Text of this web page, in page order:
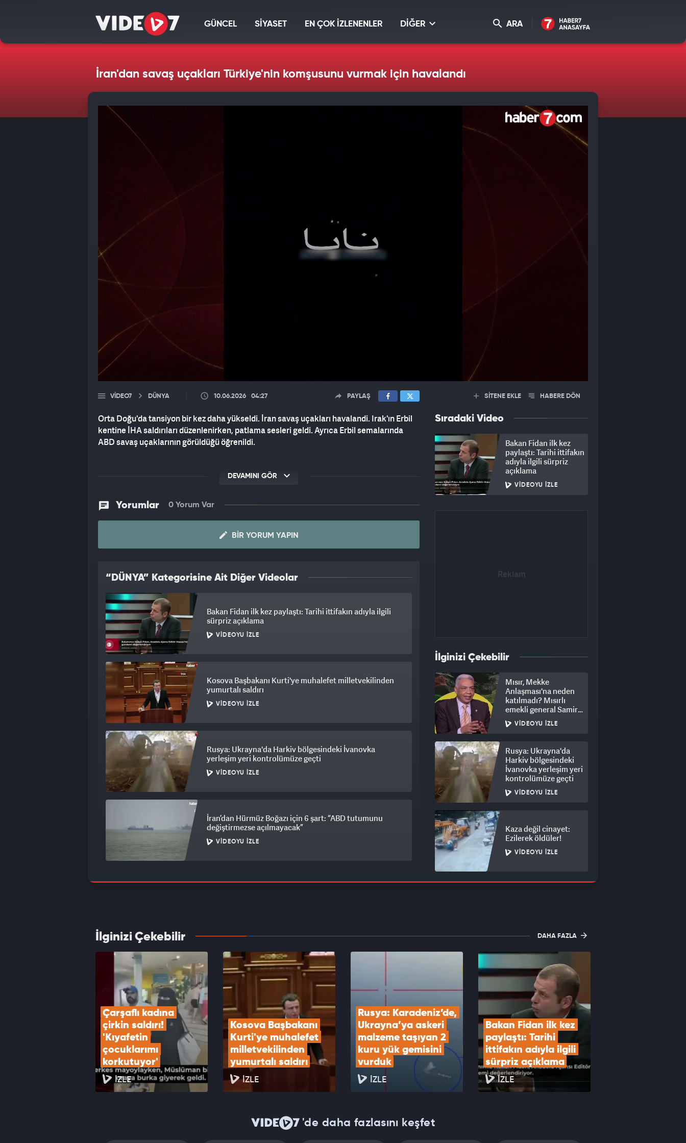
GÜNCEL SİYASET EN ÇOK İZLENENLER DİĞER ARA
İran'dan savaş uçakları Türkiye'nin komşusunu vurmak için havalandı
VIDEO7 DÜNYA 10.06.2026 04:27 PAYLAŞ
Orta Doğu'da tansiyon bir kez daha yükseldi. İran savaş uçakları havalandi. Irak'ın Erbil
kentine İHA saldırıları düzenlenirken, patlama sesleri geldi. Ayrıca Erbil semalarında
ABD savaş uçaklarının görüldüğü öğrenildi.
DEVAMINI GÖR
Yorumlar 0 Yorum Var
BIR YORUM YAPIN
“DÜNYA” Kategorisine Ait Diğer Videolar
Bakan Fidan ilk kez paylaştı: Tarihi ittifakın adıyla ilgili
sürpriz açıklama
VIDEOYU İZLE
Kosova Başbakanı Kurti'ye muhalefet milletvekilinden
yumurtalı saldırı
VIDEOYU İZLE
Rusya: Ukrayna'da Harkiv bölgesindeki İvanovka
yerleşim yeri kontrolümüze geçti
VIDEOYU İZLE
İran’dan Hürmüz Boğazı için 6 şart: “ABD tutumunu
değiştirmezse açılmayacak”
VIDEOYU İZLE
İsrail'de 17 milyar dolarlık "savaş bütçesi" krizi:
Netanyahu istiyor, maliye direniyor
SİTENE EKLE HABERE DÖN
Sıradaki Video
Bakan Fidan ilk kez
paylaştı: Tarihi ittifakın
adıyla ilgili sürpriz
açıklama
VIDEOYU İZLE
İlginizi Çekebilir
Mısır, Mekke
Anlaşması'na neden
katılmadı? Mısırlı
emekli general Samir
Ragheb açıkladı
VIDEOYU İZLE
Rusya: Ukrayna'da
Harkiv bölgesindeki
İvanovka yerleşim yeri
kontrolümüze geçti
VIDEOYU İZLE
Kaza değil cinayet:
Ezilerek öldüler!
VIDEOYU İZLE
İlginizi Çekebilir DAHA FAZLA
Çarşaflı kadına
çirkin saldırı!
'Kıyafetin
çocuklarımı
korkutuyor'
İZLE
Kosova Başbakanı
Kurti'ye muhalefet
milletvekilinden
yumurtalı saldırı
İZLE
Rusya: Karadeniz’de,
Ukrayna’ya askeri
malzeme taşıyan 2
kuru yük gemisini
vurduk
İZLE
Bakan Fidan ilk kez
paylaştı: Tarihi
ittifakın adıyla ilgili
sürpriz açıklama
İZLE
'de daha fazlasını keşfet